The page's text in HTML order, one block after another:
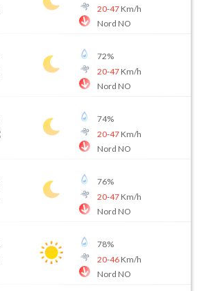
20-47Km/h
Nord NO
72%
20-47Km/h
Nord NO
74%
20-47Km/h
Nord NO
76%
20-47Km/h
Nord NO
78%
20-46Km/h
Nord NO